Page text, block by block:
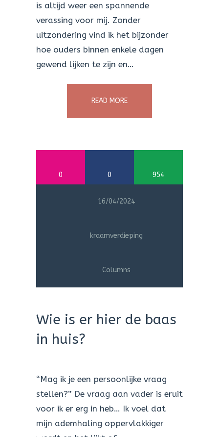
is altijd weer een spannende
verassing voor mij. Zonder
uitzondering vind ik het bijzonder
hoe ouders binnen enkele dagen
gewend lijken te zijn en…
READ MORE
0 0 954
16/04/2024
kraamverdieping
Columns
Wie is er hier de baas
in huis?
“Mag ik je een persoonlijke vraag
stellen?” De vraag aan vader is eruit
voor ik er erg in heb… Ik voel dat
mijn ademhaling oppervlakkiger